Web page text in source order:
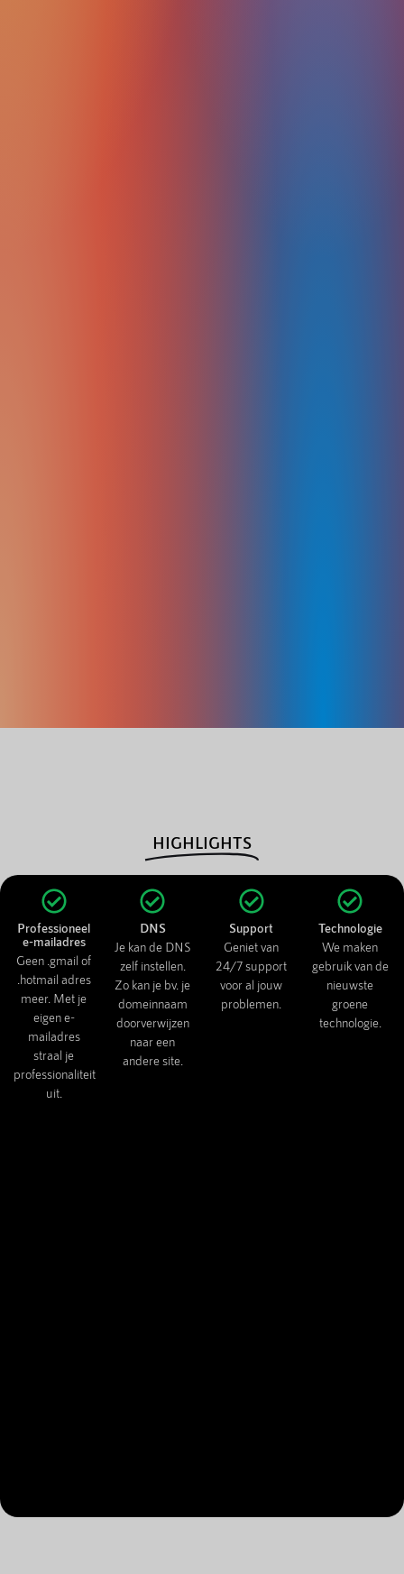
Professioneel
e-mailadres
Geen .gmail of
.hotmail adres
meer. Met je
eigen e-
mailadres
straal je
professionaliteit
uit.
DNS
Je kan de DNS
zelf instellen.
Zo kan je bv. je
domeinnaam
doorverwijzen
naar een
andere site.
Support
Geniet van
24/7 support
voor al jouw
problemen.
Technologie
We maken
gebruik van de
nieuwste
groene
technologie.
HIGHLIGHTS